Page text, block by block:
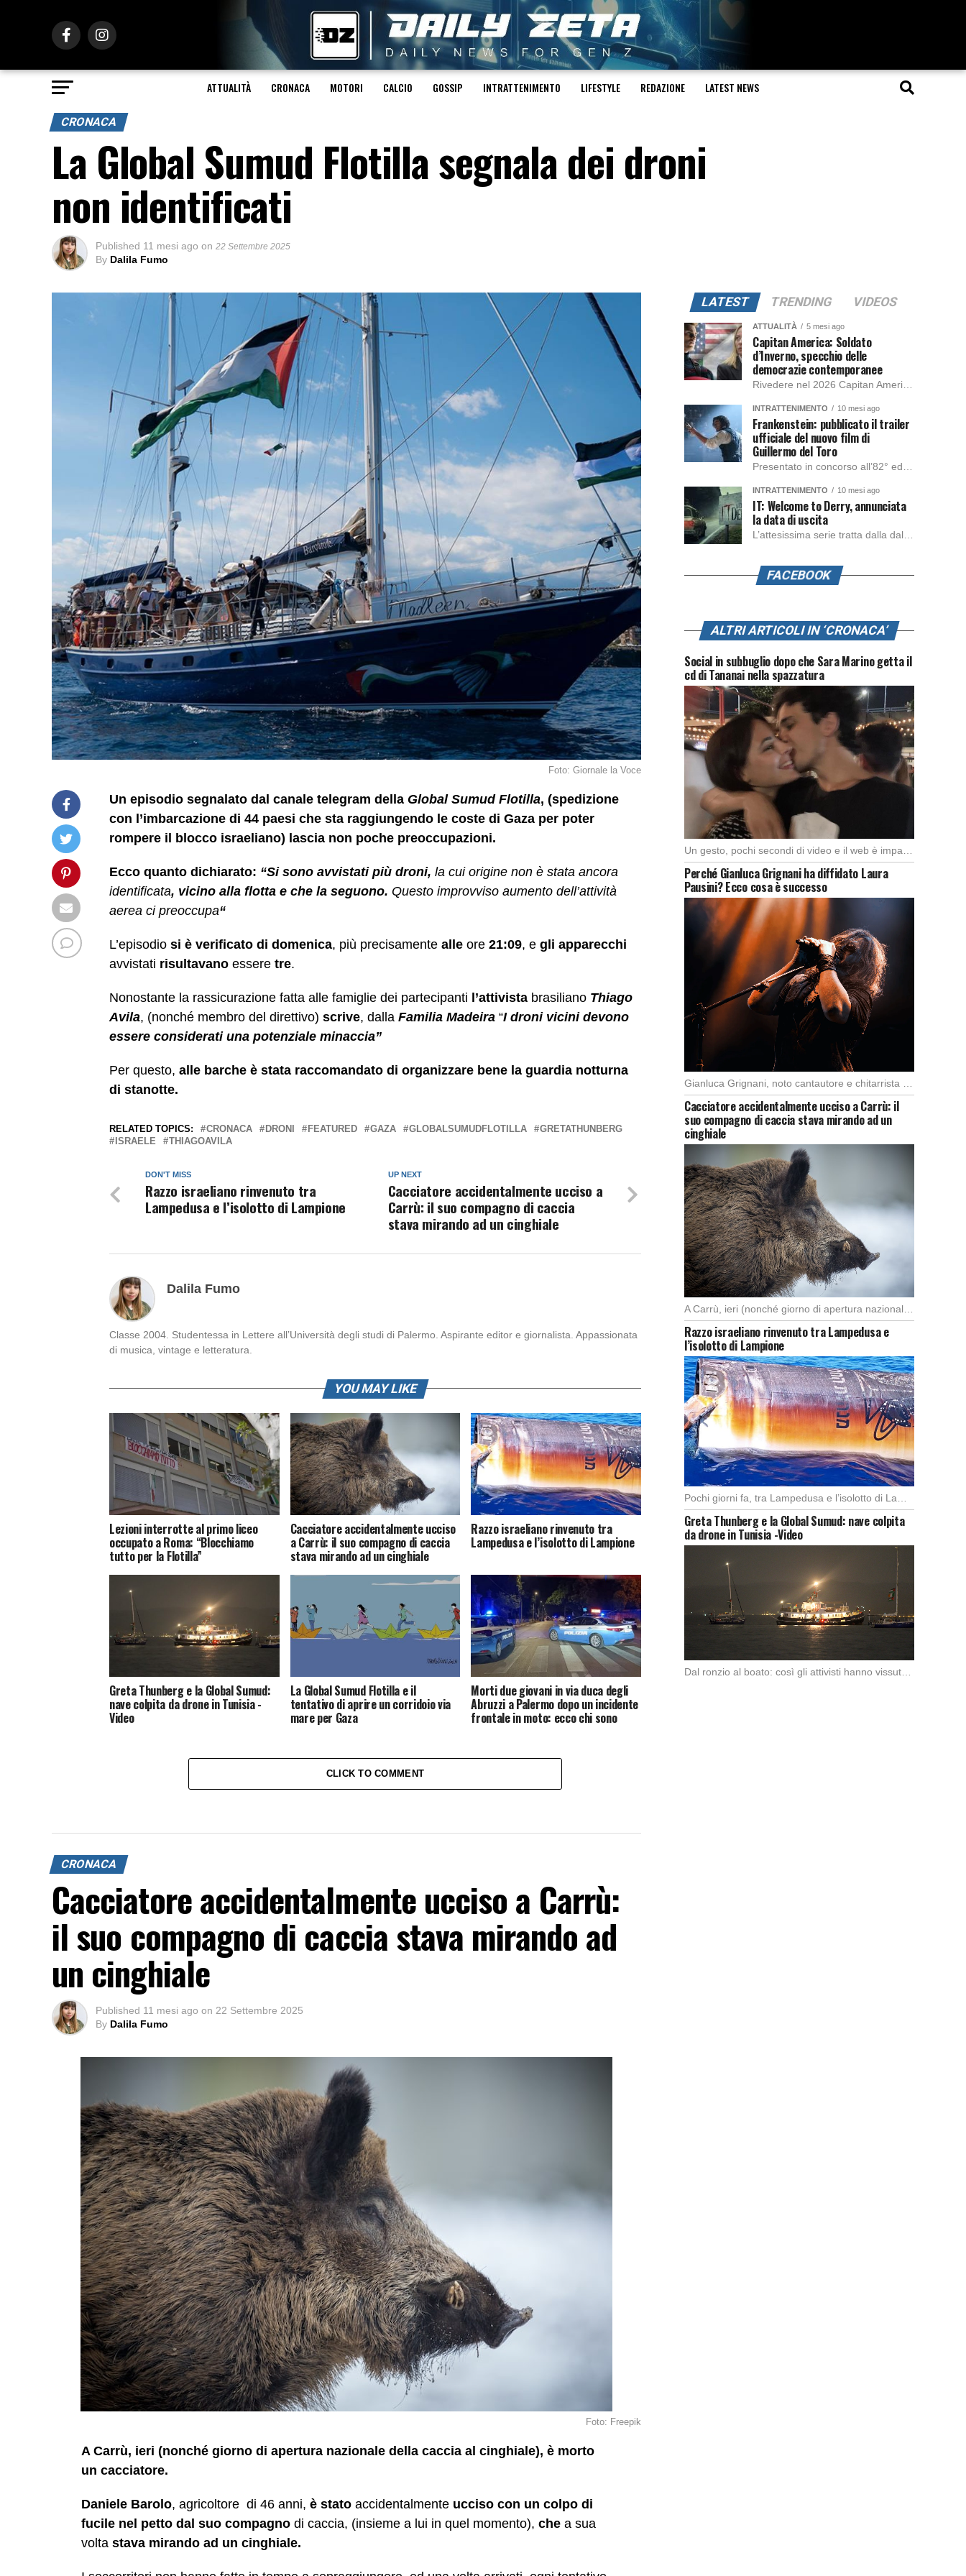
ATTUALITÀ CRONACA MOTORI CALCIO GOSSIP INTRATTENIMENTO LIFESTYLE REDAZIONE LATEST NEWS
CRONACA
La Global Sumud Flotilla segnala dei droni
non identificati
Published 11 mesi ago on 22 Settembre 2025
By Dalila Fumo
Foto: Giornale la Voce
Un episodio segnalato dal canale telegram della Global Sumud Flotilla, (spedizione
con l’imbarcazione di 44 paesi che sta raggiungendo le coste di Gaza per poter
rompere il blocco israeliano) lascia non poche preoccupazioni.
Ecco quanto dichiarato: “Si sono avvistati più droni, la cui origine non è stata ancora
identificata, vicino alla flotta e che la seguono. Questo improvviso aumento dell’attività
aerea ci preoccupa“
L’episodio si è verificato di domenica, più precisamente alle ore 21:09, e gli apparecchi
avvistati risultavano essere tre.
Nonostante la rassicurazione fatta alle famiglie dei partecipanti l’attivista brasiliano Thiago
Avila, (nonché membro del direttivo) scrive, dalla Familia Madeira “I droni vicini devono
essere considerati una potenziale minaccia”
Per questo, alle barche è stata raccomandato di organizzare bene la guardia notturna
di stanotte.
RELATED TOPICS: CRONACA DRONI FEATURED GAZA GLOBALSUMUDFLOTILLA
GRETATHUNBERG
ISRAELE
THIAGOAVILA
UP NEXT
Cacciatore accidentalmente ucciso a
Carrù: il suo compagno di caccia
stava mirando ad un cinghiale
DON'T MISS
Razzo israeliano rinvenuto tra
Lampedusa e l’isolotto di Lampione
Dalila Fumo
Classe 2004. Studentessa in Lettere all’Università degli studi di Palermo. Aspirante editor e giornalista. Appassionata
di musica, vintage e letteratura.
YOU MAY LIKE
Lezioni interrotte al primo liceo
occupato a Roma: “Blocchiamo
tutto per la Flotilla”
Cacciatore accidentalmente ucciso
a Carrù: il suo compagno di caccia
stava mirando ad un cinghiale
Razzo israeliano rinvenuto tra
Lampedusa e l’isolotto di Lampione
Greta Thunberg e la Global Sumud:
nave colpita da drone in Tunisia -
Video
La Global Sumud Flotilla e il
tentativo di aprire un corridoio via
mare per Gaza
Morti due giovani in via duca degli
Abruzzi a Palermo dopo un incidente
frontale in moto: ecco chi sono
CLICK TO COMMENT
CRONACA
Cacciatore accidentalmente ucciso a Carrù:
il suo compagno di caccia stava mirando ad
un cinghiale
Published 11 mesi ago on 22 Settembre 2025
By Dalila Fumo
Foto: Freepik
A Carrù, ieri (nonché giorno di apertura nazionale della caccia al cinghiale), è morto
un cacciatore.
Daniele Barolo, agricoltore di 46 anni, è stato accidentalmente ucciso con un colpo di
fucile nel petto dal suo compagno di caccia, (insieme a lui in quel momento), che a sua
volta stava mirando ad un cinghiale.
LATEST TRENDING VIDEOS
ATTUALITÀ 5 mesi ago
Capitan America: Soldato
d’Inverno, specchio delle
democrazie contemporanee
INTRATTENIMENTO 10 mesi ago
Frankenstein: pubblicato il trailer
ufficiale del nuovo film di
Guillermo del Toro
INTRATTENIMENTO 10 mesi ago
IT: Welcome to Derry, annunciata
la data di uscita
FACEBOOK
ALTRI ARTICOLI IN ‘CRONACA’
Social in subbuglio dopo che Sara Marino getta il
cd di Tananai nella spazzatura
Un gesto, pochi secondi di video e il web è impazzito. Nella serata di domenica, […]
Perché Gianluca Grignani ha diffidato Laura
Pausini? Ecco cosa è successo
Cacciatore accidentalmente ucciso a Carrù: il
suo compagno di caccia stava mirando ad un
cinghiale
Razzo israeliano rinvenuto tra Lampedusa e
l’isolotto di Lampione
Greta Thunberg e la Global Sumud: nave colpita
da drone in Tunisia -Video
Dal ronzio al boato: così gli attivisti hanno vissuto l’attacco in piena notte. Nella notte […]